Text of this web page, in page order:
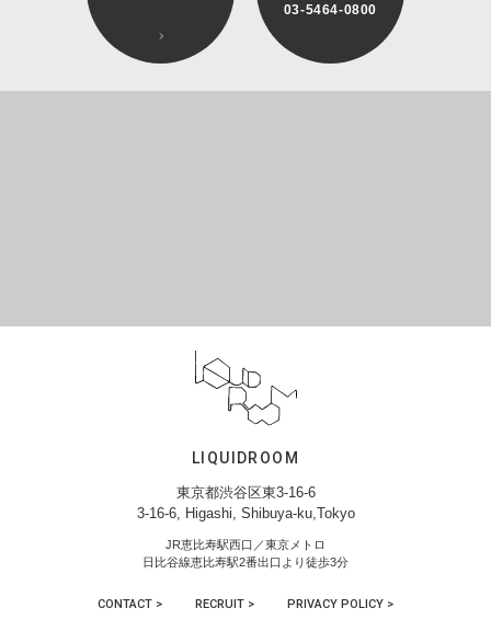
03-5464-0800
LIQUIDROOM
東京都渋谷区東3-16-6
3-16-6, Higashi, Shibuya-ku,Tokyo
JR恵比寿駅西口／東京メトロ
日比谷線恵比寿駅2番出口より徒歩3分
CONTACT > RECRUIT > PRIVACY POLICY >